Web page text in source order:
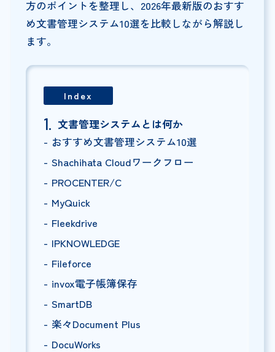
方のポイントを整理し、2026年最新版のおすす
め文書管理システム10選を比較しながら解説し
ます。
Index
文書管理システムとは何か
おすすめ文書管理システム10選
Shachihata Cloudワークフロー
PROCENTER/C
MyQuick
Fleekdrive
IPKNOWLEDGE
Fileforce
invox電子帳簿保存
SmartDB
楽々Document Plus
DocuWorks